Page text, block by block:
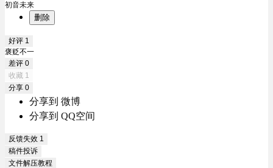
初音未来
删除
好评 1
褒贬不一
差评 0
收藏 1
分享 0
分享到 微博
分享到 QQ空间
反馈失效 1
稿件投诉
文件解压教程